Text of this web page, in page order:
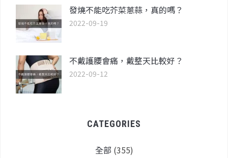
發燒不能吃芥菜蔥蒜，真的嗎？
2022-09-19
不戴護腰會痛，戴整天比較好？
2022-09-12
CATEGORIES
全部 (355)